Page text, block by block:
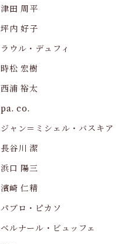
津田 周平
坪内 好子
ラウル・デュフィ
時松 宏樹
西浦 裕太
pa. co.
ジャン＝ミシェル・バスキア
長谷川 潔
浜口 陽三
濱崎 仁精
パブロ・ピカソ
ベルナール・ビュッフェ